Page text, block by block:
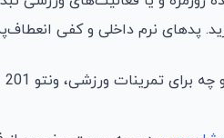
نرم داخلی و کفی